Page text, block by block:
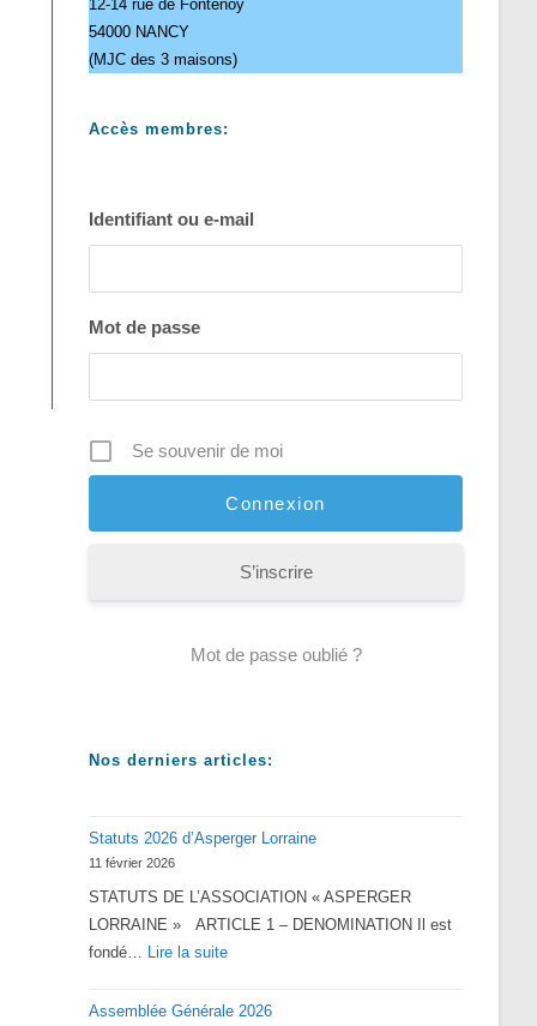
12-14 rue de Fontenoy
54000 NANCY
(MJC des 3 maisons)
Accès membres:
Identifiant ou e-mail
Mot de passe
Se souvenir de moi
S’inscrire
Mot de passe oublié ?
Nos derniers articles:
Statuts 2026 d’Asperger Lorraine
11 février 2026
STATUTS DE L’ASSOCIATION « ASPERGER
LORRAINE » ARTICLE 1 – DENOMINATION Il est
fondé… Lire la suite:
2026
Assemblée Générale 2026